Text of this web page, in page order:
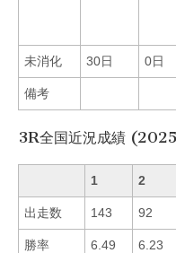
未消化 30日 0日
備考
3R全国近況成績
1 2
出走数 143 92
勝率 6.49 6.23